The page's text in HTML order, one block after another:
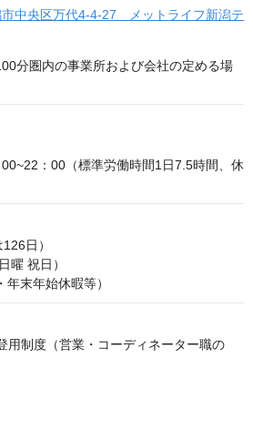
中央区万代4-4-27 メットライフ新潟テ
分圏内の事業所および会社の定める場
：00（標準労働時間1日7.5時間、休
日）
曜 祝日）
年末年始休暇等）
用制度（営業・コーディネーター職の